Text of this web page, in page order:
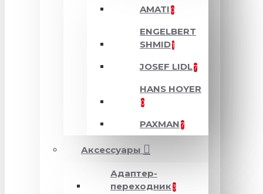
AMATI 0
ENGELBERT
SHMID1
JOSEF LIDL7
HANS HOYER
0
PAXMAN 7
Аксессуары
Адаптер-
переходник 3